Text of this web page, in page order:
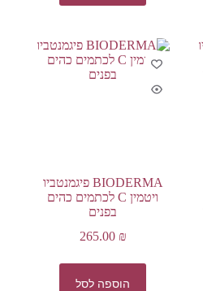
BIODERMA פיגמנטביו
ויטמין C לכתמים כהים
בפנים
265.00 ₪
הוספה לסל